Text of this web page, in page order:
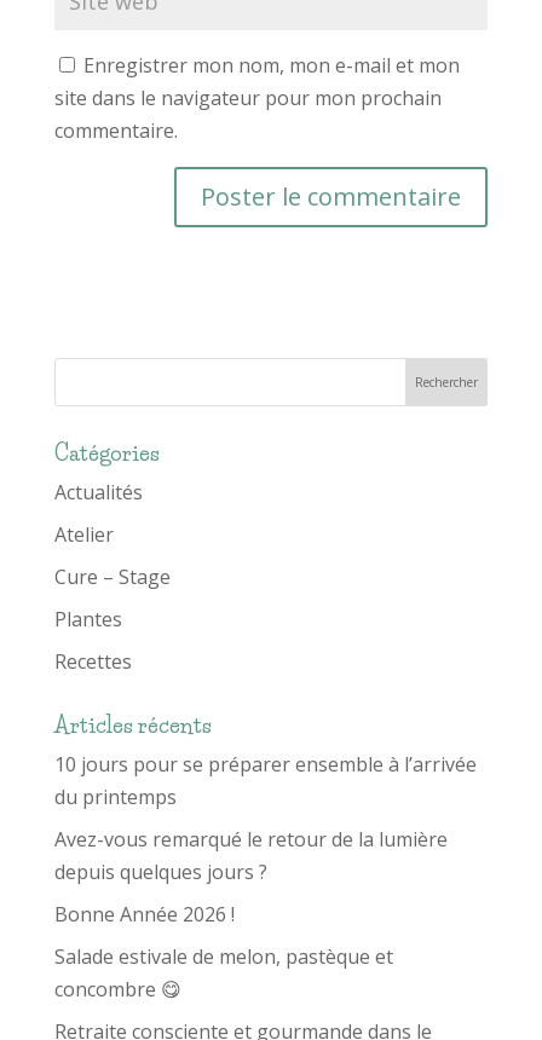
Enregistrer mon nom, mon e-mail et mon
site dans le navigateur pour mon prochain
commentaire.
Catégories
Actualités
Atelier
Cure – Stage
Plantes
Recettes
Articles récents
10 jours pour se préparer ensemble à l’arrivée
du printemps
Avez-vous remarqué le retour de la lumière
depuis quelques jours ?
Bonne Année 2026 !
Salade estivale de melon, pastèque et
concombre 😋
Retraite consciente et gourmande dans le